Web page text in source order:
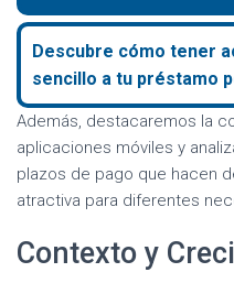
Descubre cómo tener
sencillo a tu préstamo
Además, destacaremos la
aplicaciones móviles y
plazos de pago que hacen
atractiva para diferentes
Contexto y